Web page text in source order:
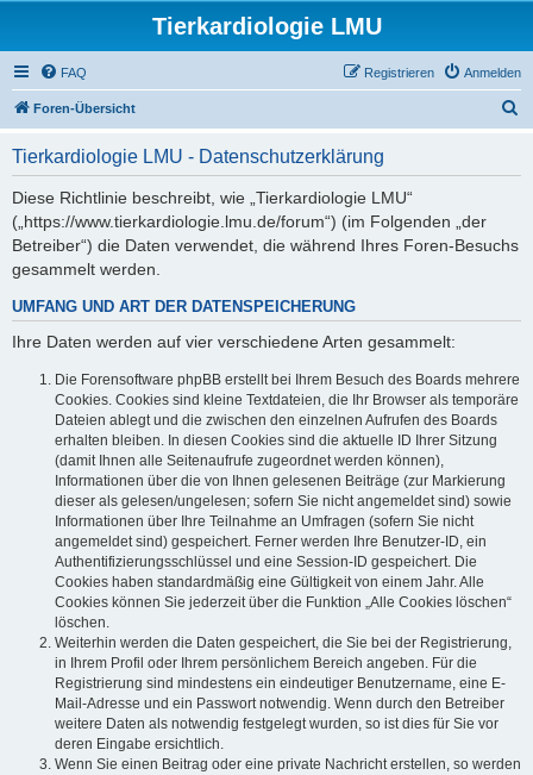
Tierkardiologie LMU
FAQ Anmelden
Registrieren
Foren-Übersicht
Tierkardiologie LMU - Datenschutzerklärung
Diese Richtlinie beschreibt, wie „Tierkardiologie LMU“
(„https://www.tierkardiologie.lmu.de/forum“) (im Folgenden „der
Betreiber“) die Daten verwendet, die während Ihres Foren-Besuchs
gesammelt werden.
UMFANG UND ART DER DATENSPEICHERUNG
Ihre Daten werden auf vier verschiedene Arten gesammelt:
Die Forensoftware phpBB erstellt bei Ihrem Besuch des Boards mehrere
Cookies. Cookies sind kleine Textdateien, die Ihr Browser als temporäre
Dateien ablegt und die zwischen den einzelnen Aufrufen des Boards
erhalten bleiben. In diesen Cookies sind die aktuelle ID Ihrer Sitzung
(damit Ihnen alle Seitenaufrufe zugeordnet werden können),
Informationen über die von Ihnen gelesenen Beiträge (zur Markierung
dieser als gelesen/ungelesen; sofern Sie nicht angemeldet sind) sowie
Informationen über Ihre Teilnahme an Umfragen (sofern Sie nicht
angemeldet sind) gespeichert. Ferner werden Ihre Benutzer-ID, ein
Authentifizierungsschlüssel und eine Session-ID gespeichert. Die
Cookies haben standardmäßig eine Gültigkeit von einem Jahr. Alle
Cookies können Sie jederzeit über die Funktion „Alle Cookies löschen“
löschen.
Weiterhin werden die Daten gespeichert, die Sie bei der Registrierung,
in Ihrem Profil oder Ihrem persönlichem Bereich angeben. Für die
Registrierung sind mindestens ein eindeutiger Benutzername, eine E-
Mail-Adresse und ein Passwort notwendig. Wenn durch den Betreiber
weitere Daten als notwendig festgelegt wurden, so ist dies für Sie vor
deren Eingabe ersichtlich.
Wenn Sie einen Beitrag oder eine private Nachricht erstellen, so werden